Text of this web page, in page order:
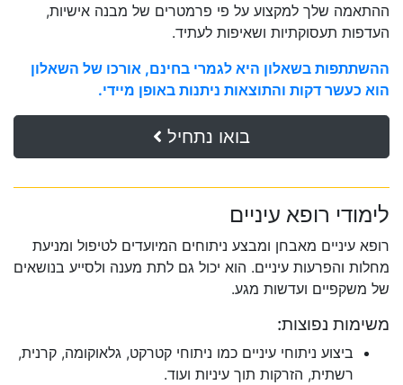
ההתאמה שלך למקצוע על פי פרמטרים של מבנה אישיות,
העדפות תעסוקתיות ושאיפות לעתיד.
ההשתתפות בשאלון היא לגמרי בחינם, אורכו של השאלון
הוא כעשר דקות והתוצאות ניתנות באופן מיידי.
בואו נתחיל
לימודי רופא עיניים
רופא עיניים מאבחן ומבצע ניתוחים המיועדים לטיפול ומניעת
מחלות והפרעות עיניים. הוא יכול גם לתת מענה ולסייע בנושאים
של משקפיים ועדשות מגע.
משימות נפוצות:
ביצוע ניתוחי עיניים כמו ניתוחי קטרקט, גלאוקומה, קרנית,
רשתית, הזרקות תוך עיניות ועוד.